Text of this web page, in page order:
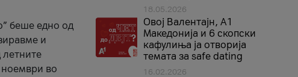
беше едно од
и
летните
ноември во
18.05.2026
Овој Валентајн, A1
Македонија и 6 скопски
кафулиња ја отворија
темата за safe dating
16.02.2026